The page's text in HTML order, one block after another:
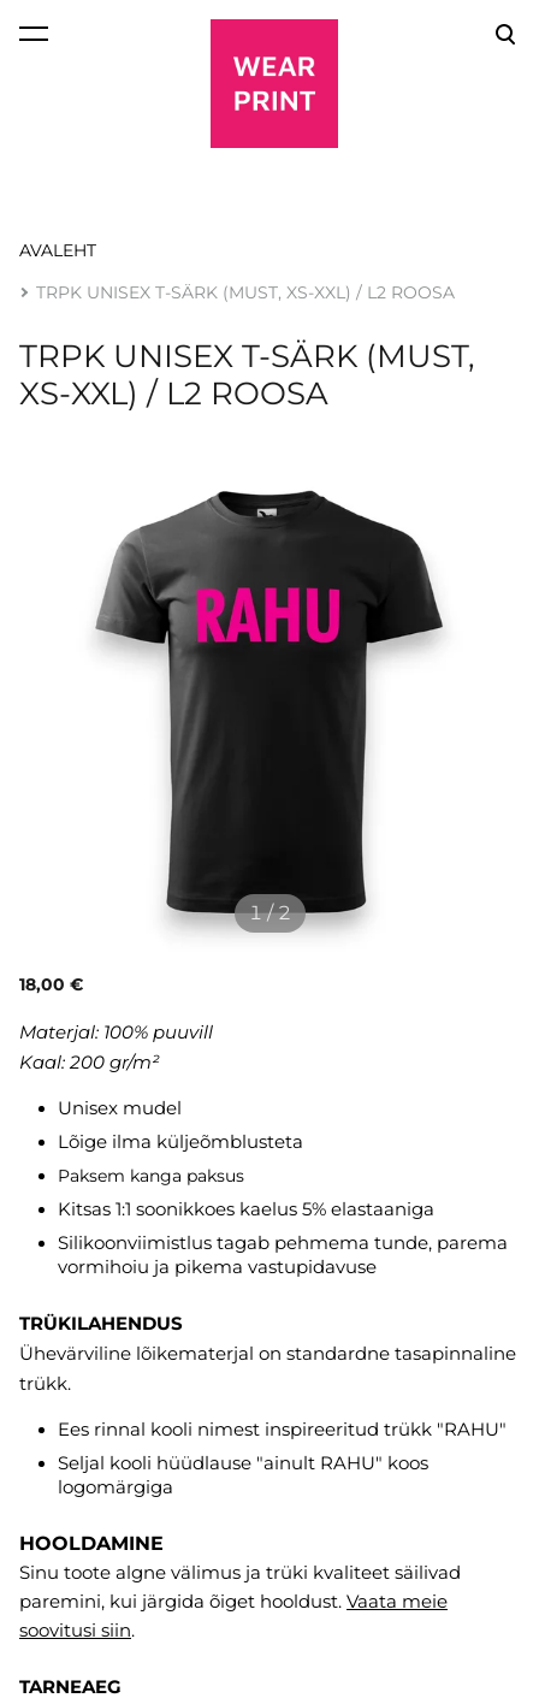
lisati ostukorvi.
AVALEHT
TRPK UNISEX T-SÄRK (MUST, XS-XXL) / L2 ROOSA
TRPK UNISEX T-SÄRK (MUST,
XS-XXL) / L2 ROOSA
1 / 2
18,00 €
Materjal: 100% puuvill
Kaal: 200 gr/m²
Unisex mudel
Lõige ilma küljeõmblusteta
Paksem kanga paksus
Kitsas 1:1 soonikkoes kaelus 5% elastaaniga
Silikoonviimistlus tagab pehmema tunde, parema
vormihoiu ja pikema vastupidavuse
TRÜKILAHENDUS
Ühevärviline lõikematerjal on standardne tasapinnaline
trükk.
Ees rinnal kooli nimest inspireeritud trükk "RAHU"
Seljal kooli hüüdlause "ainult RAHU" koos
logomärgiga
HOOLDAMINE
Sinu toote algne välimus ja trüki kvaliteet säilivad
paremini, kui järgida õiget hooldust. Vaata meie
soovitusi siin.
TARNEAEG